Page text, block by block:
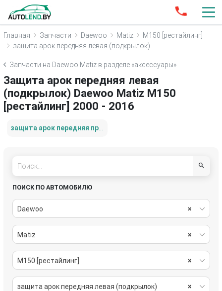
Главная Запчасти Daewoo Matiz
M150 [рестайлинг]
защита арок передняя левая (подкрылок)
Запчасти на Daewoo Matiz в разделе «аксессуары»
Защита арок передняя левая
(подкрылок) Daewoo Matiz M150
[рестайлинг] 2000 - 2016
ПОИСК ПО АВТОМОБИЛЮ
×
Daewoo
×
Matiz
×
M150 [рестайлинг]
×
защита арок передняя левая (подкрылок)